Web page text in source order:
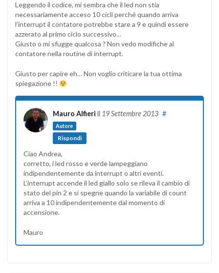
Leggendo il codice, mi sembra che il led non stia
necessariamente acceso 10 cicli perché quando arriva
l’interrupt il contatore potrebbe stare a 9 e quindi essere
azzerato al primo ciclo successivo…
Giusto o mi sfugge qualcosa ? Non vedo modifiche al
contatore nella routine di interrupt.
Giusto per capire eh… Non voglio criticare la tua ottima
spiegazione !!
Mauro Alfieri il 19 Settembre 2013
Autore
#
Rispondi
Ciao Andrea,
corretto, i led rosso e verde lampeggiano
indipendentemente da interrupt o altri eventi.
L’interrupt accende il led giallo solo se rileva il cambio di
stato del pin 2 e si spegne quando la variabile di count
arriva a 10 indipendentemente dal momento di
accensione.
Mauro